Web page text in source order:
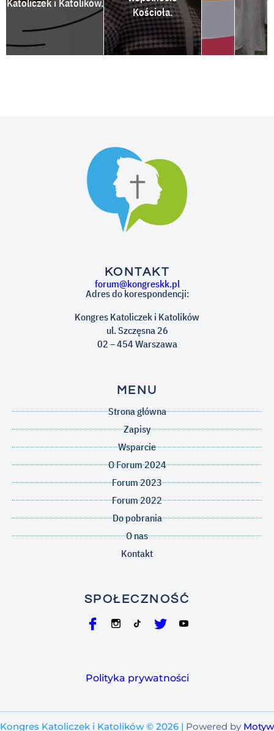
Katoliczek i Katolików.
Kościoła.
KONTAKT
forum@kongreskk.pl
Adres do korespondencji:
Kongres Katoliczek i Katolików
ul. Szczęsna 26
02 – 454 Warszawa
MENU
Strona główna
Zapisy
Wsparcie
O Forum 2024
Forum 2023
Forum 2022
Do pobrania
O nas
Kontakt
SPOŁECZNOŚĆ
Polityka prywatności
Kongres Katoliczek i Katolików © 2026 | Powered by Motyw